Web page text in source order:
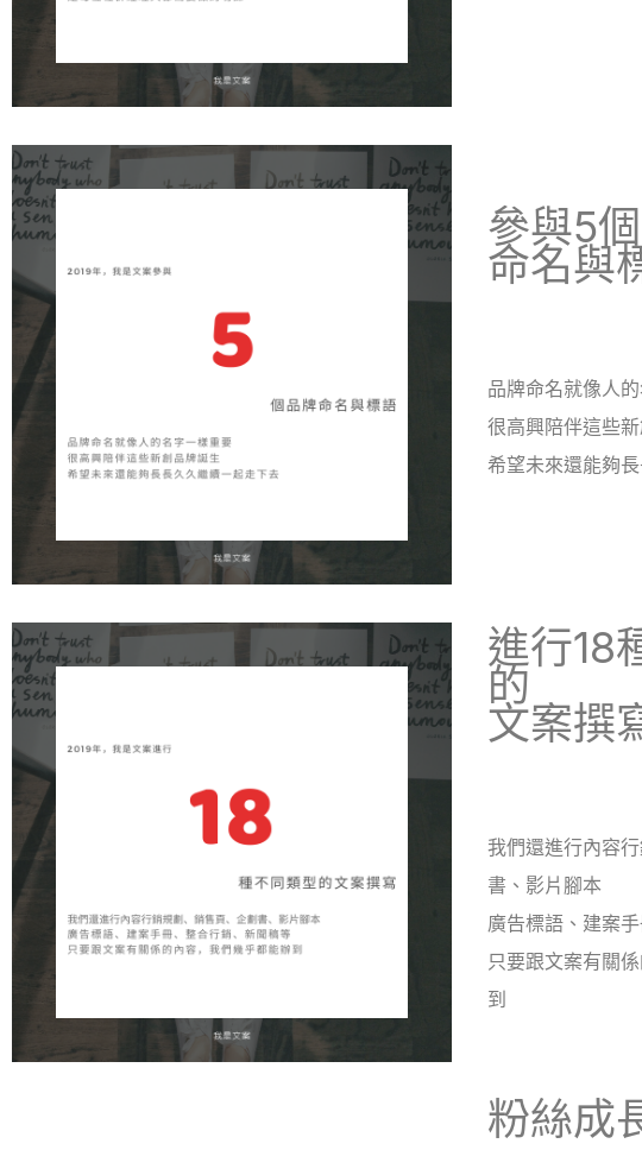
參與5
命名與
品牌命名就像人
很高興陪伴這些
希望未來還能夠
進行18
的
文案撰
我們還進行內容
書、影片腳本
廣告標語、建案
只要跟文案有關
到
粉絲成